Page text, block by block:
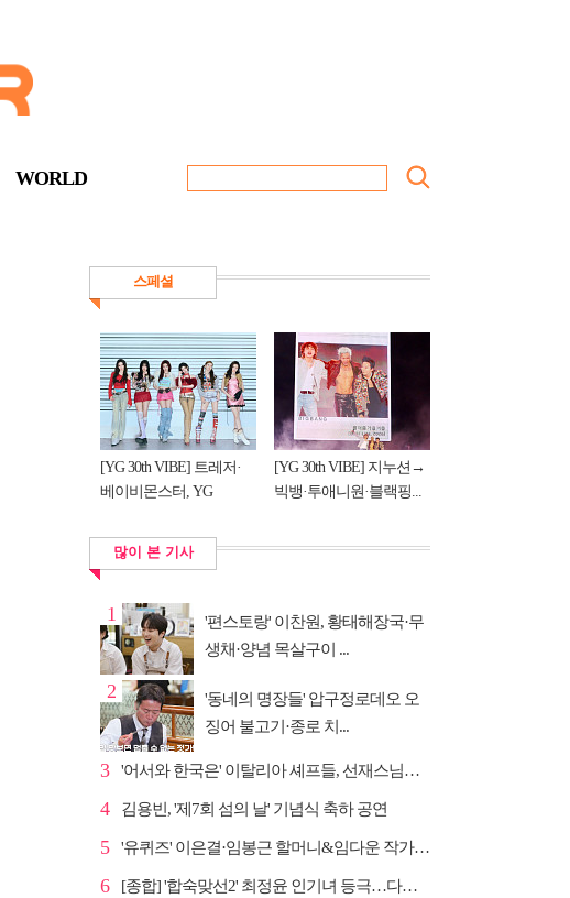
WORLD
스페셜
[YG 30th VIBE] 트레저·
베이비몬스터, YG
[YG 30th VIBE] 지누션→
빅뱅·투애니원·블랙핑...
많이 본 기사
1
'편스토랑' 이찬원, 황태해장국·무
생채·양념 목살구이 ...
2
'동네의 명장들' 압구정로데오 오
징어 불고기·종로 치...
3 '어서와 한국은' 이탈리아 셰프들, 선재스님→라연 차도...
4 김용빈, '제7회 섬의 날' 기념식 축하 공연
5 '유퀴즈' 이은결·임봉근 할머니&임다운 작가·이승철, '...
6 [종합] '합숙맞선2' 최정윤 인기녀 등극…다음주 마지막...